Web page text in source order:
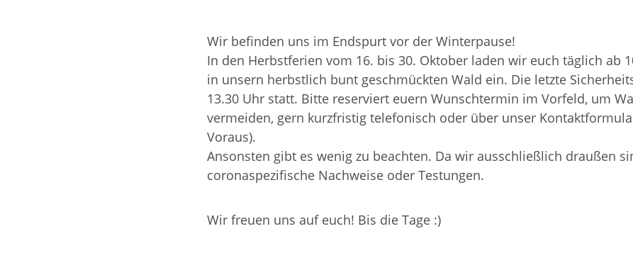
Wir befinden uns im Endspurt vor der Winterpause!
In den Herbstferien vom 16. bis 30. Oktober laden wir euch täglich ab
in unsern herbstlich bunt geschmückten Wald ein. Die letzte
13.30 Uhr statt. Bitte reserviert euern Wunschtermin im Vorfeld, um
vermeiden, gern kurzfristig telefonisch oder über unser
Voraus).
Ansonsten gibt es wenig zu beachten. Da wir ausschließlich draußen
coronaspezifische Nachweise oder Testungen.
Wir freuen uns auf euch! Bis die Tage :)